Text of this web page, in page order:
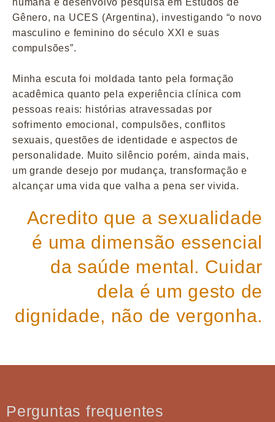
Gênero, na UCES (Argentina), investigando “o novo
masculino e feminino do século XXI e suas
compulsões”.
Minha escuta foi moldada tanto pela formação
acadêmica quanto pela experiência clínica com
pessoas reais: histórias atravessadas por
sofrimento emocional, compulsões, conflitos
sexuais, questões de identidade e aspectos de
personalidade. Muito silêncio porém, ainda mais,
um grande desejo por mudança, transformação e
alcançar uma vida que valha a pena ser vivida.
Acredito que a sexualidade
é uma dimensão essencial
da saúde mental. Cuidar
dela é um gesto de
dignidade, não de vergonha.
Perguntas frequentes